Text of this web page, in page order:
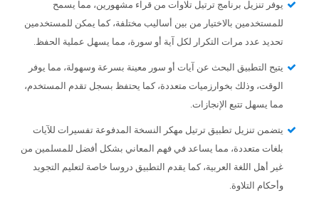
يوفر تنزيل برنامج ترتيل تلاوات من قراء مشهورين، مما يسمح
للمستخدمين بالاختيار من بين أساليب مختلفة، كما يمكن للمستخدمين
تحديد عدد مرات التكرار لكل آية أو سورة، مما يسهل عملية الحفظ.
يتيح التطبيق البحث عن آيات أو سور معينة بسرعة وسهولة، مما يوفر
الوقت، وذلك بخوارزميات متعددة، كما يحتفظ بسجل تقدم المستخدم،
مما يسهل تتبع الإنجازات.
يتضمن تنزيل تطبيق ترتيل مهكر النسخة المدفوعة تفسيرات للآيات
بلغات متعددة، مما يساعد في فهم المعاني بشكل أفضل للمسلمين من
غير أهل اللغة العربية، كما يقدم التطبيق دروسا خاصة لتعليم التجويد
وأحكام التلاوة.